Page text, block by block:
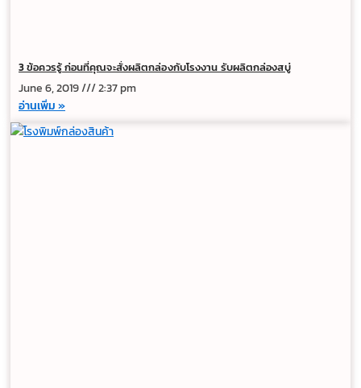
3 ข้อควรรู้ ก่อนที่คุณจะสั่งผลิตกล่องกับโรงงาน รับผลิตกล่องสบู่
June 6, 2019
2:37 pm
อ่านเพิ่ม »